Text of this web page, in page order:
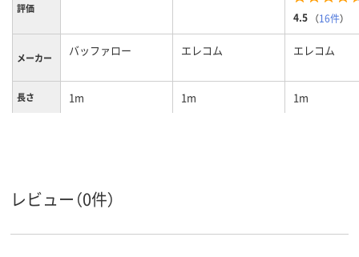
評価
4.5 （16件）
メーカー バッファロー エレコム エレコム
長さ 1m 1m 1m
USBポー
ポートなし
レビュー（0件）